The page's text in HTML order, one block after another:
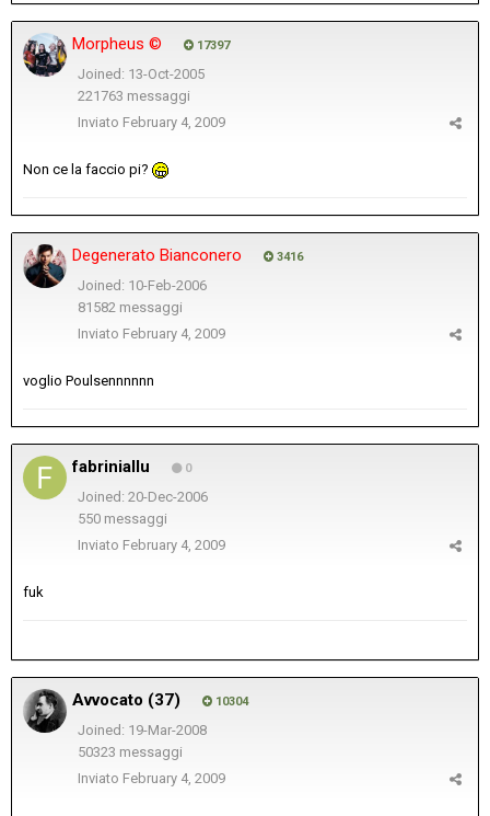
Morpheus © 17397
Joined: 13-Oct-2005
221763 messaggi
Inviato February 4, 2009
Non ce la faccio pi?
Degenerato Bianconero 3416
Joined: 10-Feb-2006
81582 messaggi
Inviato February 4, 2009
voglio Poulsennnnnn
fabriniallu 0
Joined: 20-Dec-2006
550 messaggi
Inviato February 4, 2009
fuk
Avvocato (37) 10304
Joined: 19-Mar-2008
50323 messaggi
Inviato February 4, 2009